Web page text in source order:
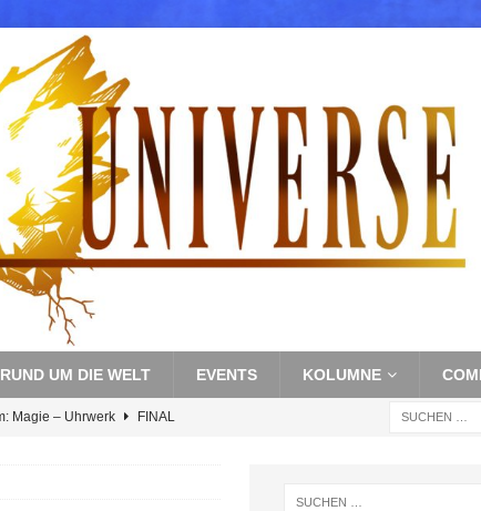
RUND UM DIE WELT EVENTS KOLUMNE
Magie – Uhrwerk FINAL
Magie – Boss 3: Nekrophobia